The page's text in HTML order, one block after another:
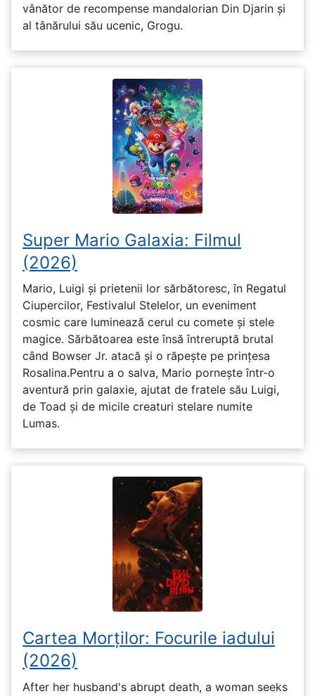
vânător de recompense mandalorian Din Djarin și
al tânărului său ucenic, Grogu.
Super Mario Galaxia: Filmul
(2026)
Mario, Luigi și prietenii lor sărbătoresc, în Regatul
Ciupercilor, Festivalul Stelelor, un eveniment
cosmic care luminează cerul cu comete și stele
magice. Sărbătoarea este însă întreruptă brutal
când Bowser Jr. atacă și o răpește pe prinţesa
Rosalina.Pentru a o salva, Mario pornește într-o
aventură prin galaxie, ajutat de fratele său Luigi,
de Toad și de micile creaturi stelare numite
Lumas.
Cartea Morților: Focurile iadului
(2026)
After her husband's abrupt death, a woman seeks